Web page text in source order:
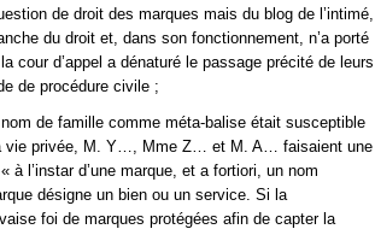
de droit des marques mais du blog de l’intimé,
du droit et, dans son fonctionnement, n’a porté
cour d’appel a dénaturé le passage précité de leurs
de procédure civile ;
nom de famille comme méta-balise était susceptible
vie privée, M. Y…, Mme Z… et M. A… faisaient une
l’instar d’une marque, et a fortiori, un nom
désigne un bien ou un service. Si la
foi de marques protégées afin de capter la